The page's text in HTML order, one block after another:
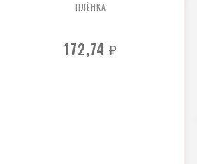
ПЛЁНКА
172,74₽